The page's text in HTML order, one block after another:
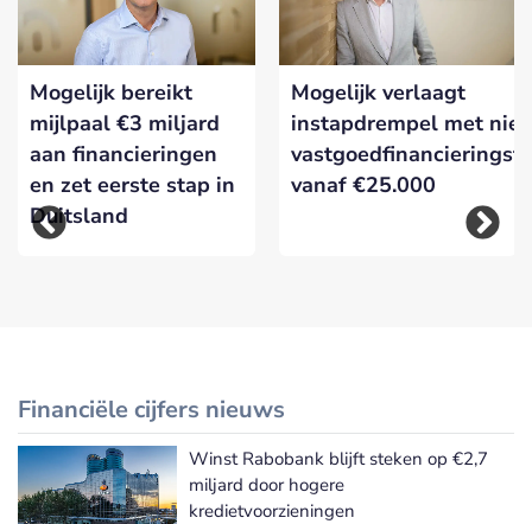
Mogelijk bereikt
mijlpaal €3 miljard
aan financieringen
en zet eerste stap in
Duitsland
Mogelijk verlaagt
instapdrempel met
vanaf €25.000
Financiële cijfers nieuws
Meer Financiële cijfers nieuws
Winst Rabobank blijft steken op €2,7
miljard door hogere
kredietvoorzieningen